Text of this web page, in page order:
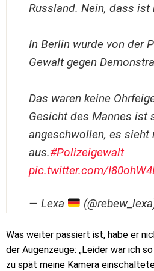
Russland. Nein, dass ist
In Berlin wurde von der
Gewalt gegen
Das waren keine
Gesicht des Mannes ist
angeschwollen, es sieht
aus.#Polizeigewalt
pic.twitter.com/
— Lexa
Was weiter passiert ist, habe er
der Augenzeuge: „Leider war ich
zu spät meine Kamera